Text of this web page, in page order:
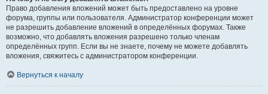
Право добавления вложений может быть предоставлено на уровне
форума, группы или пользователя. Администратор конференции может
не разрешить добавление вложений в определённых форумах. Также
возможно, что добавлять вложения разрешено только членам
определённых групп. Если вы не знаете, почему не можете добавлять
вложения, свяжитесь с администратором конференции.
Вернуться к началу